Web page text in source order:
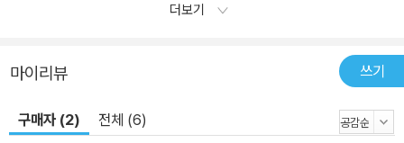
더보기
마이리뷰 쓰기
구매자 (2) 전체 (6)